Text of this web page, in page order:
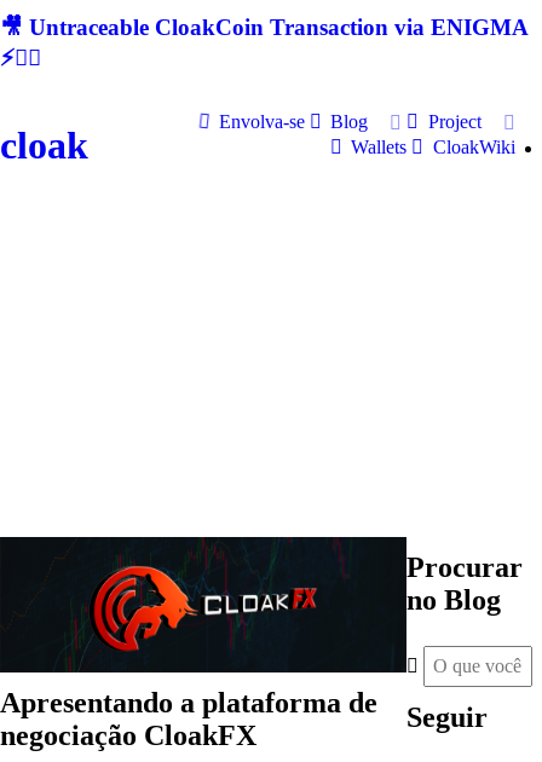
🎥 Untraceable CloakCoin Transaction via ENIGMA
⚡🕵‍♂
cloak
Envolva-se Blog
Project
Wallets
CloakWiki
Apresentando a plataforma de
negociação CloakFX
Procurar
no Blog
Seguir